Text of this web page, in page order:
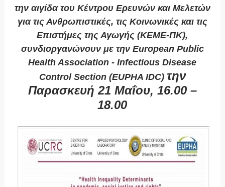
την αιγίδα του Κέντρου Ερευνών και Μελετών
για τις Ανθρωπιστικές, τις Κοινωνικές και τις
Επιστήμες της Αγωγής (ΚΕΜΕ-ΠΚ),
συνδιοργανώνουν με την European Public
Health Association - Infectious Disease
Control Section (EUPHA IDC) την
Παρασκευή 21 Μαΐου, 16.00 –
18.00